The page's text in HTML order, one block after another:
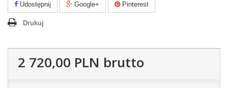
Udostępnij Google+ Pinterest
Drukuj
2 720,00 PLN brutto